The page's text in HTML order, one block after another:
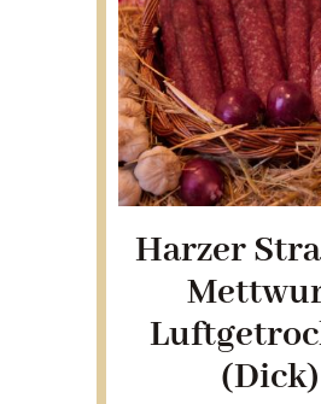
Harzer
(dick)